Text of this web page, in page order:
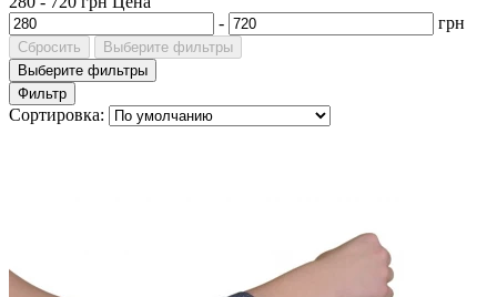
-
грн
Сбросить
Выберите фильтры
Выберите фильтры
Фильтр
Сортировка: